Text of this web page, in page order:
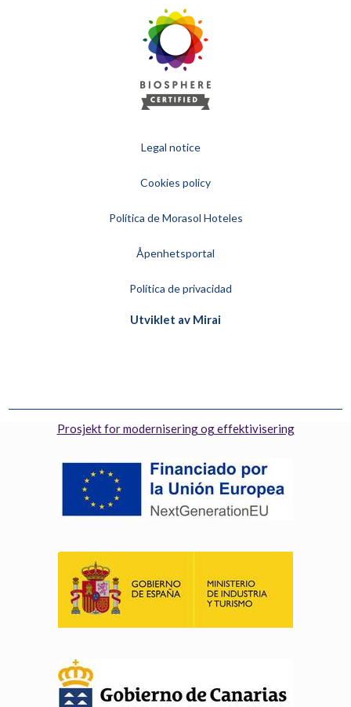
Legal notice
Cookies policy
Política de Morasol Hoteles
Åpenhetsportal
Política de privacidad
Utviklet av Mirai
Prosjekt for modernisering og effektivisering